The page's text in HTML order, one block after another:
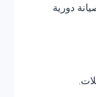
دورية